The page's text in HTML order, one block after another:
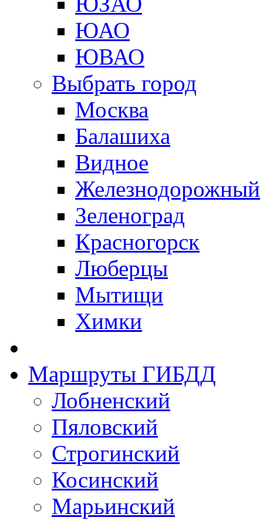
ЮАО
ЮВАО
Выбрать город
Москва
Балашиха
Видное
Железнодорожный
Зеленоград
Красногорск
Люберцы
Мытищи
Химки
Маршруты ГИБДД
Лобненский
Пяловский
Строгинский
Косинский
Марьинский